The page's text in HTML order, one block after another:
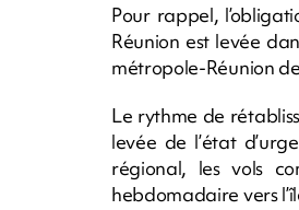
Pour rappel,
Réunion est levée
métropole-Réunion
Le rythme de
levée de l’état
régional, les vols
hebdomadaire vers